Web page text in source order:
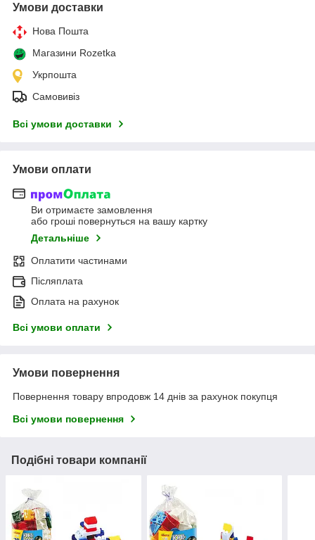
Умови доставки
Нова Пошта
Магазини Rozetka
Укрпошта
Самовивіз
Всі умови доставки
Умови оплати
Ви отримаєте замовлення
або гроші повернуться на вашу картку
Детальніше
Оплатити частинами
Післяплата
Оплата на рахунок
Всі умови оплати
Умови повернення
Повернення товару впродовж 14 днів за рахунок покупця
Всі умови повернення
Подібні товари компанії